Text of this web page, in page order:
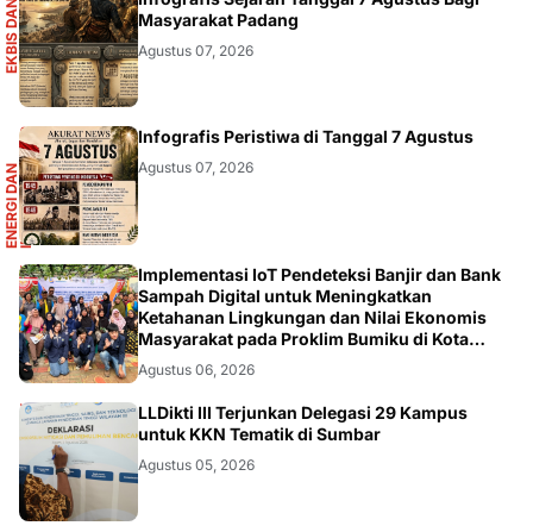
E
K
B
I
S
D
A
N
I
N
F
O
G
R
A
F
IS
Masyarakat Padang
Agustus 07, 2026
E
N
E
R
G
I
D
A
N
I
N
F
R
A
S
T
R
U
K
T
UR Infografis Peristiwa di Tanggal 7 Agustus
Agustus 07, 2026
DIKBUDRISTEK
Implementasi IoT Pendeteksi Banjir dan Bank
Sampah Digital untuk Meningkatkan
Ketahanan Lingkungan dan Nilai Ekonomis
Masyarakat pada Proklim Bumiku di Kota
Tangerang
Agustus 06, 2026
DIKBUDRISTEK
LLDikti III Terjunkan Delegasi 29 Kampus
untuk KKN Tematik di Sumbar
Agustus 05, 2026